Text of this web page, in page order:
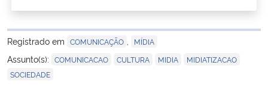
Registrado em COMUNICAÇÃO MÍDIA
Assunto(s): COMUNICACAO CULTURA MIDIA MIDIATIZACAO
SOCIEDADE